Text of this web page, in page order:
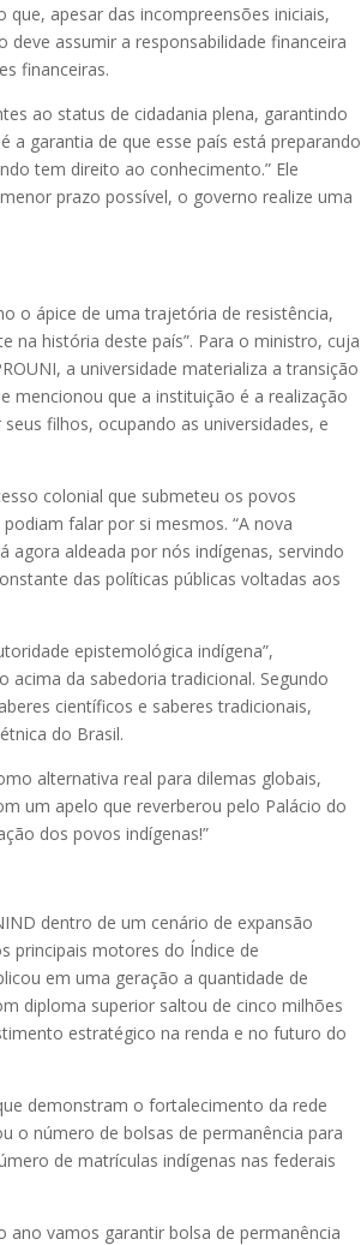
apesar das incompreensões iniciais,
assumir a responsabilidade financeira
financeiras.
ao status de cidadania plena, garantindo
a garantia de que esse país está preparando
tem direito ao conhecimento.” Ele
prazo possível, o governo realize uma
o ápice de uma trajetória de resistência,
na história deste país”. Para o ministro, cuja
a universidade materializa a transição
mencionou que a instituição é a realização
filhos, ocupando as universidades, e
colonial que submeteu os povos
falar por si mesmos. “A nova
agora aldeada por nós indígenas, servindo
das políticas públicas voltadas aos
epistemológica indígena”,
da sabedoria tradicional. Segundo
científicos e saberes tradicionais,
do Brasil.
alternativa real para dilemas globais,
um apelo que reverberou pelo Palácio do
dos povos indígenas!”
dentro de um cenário de expansão
principais motores do Índice de
em uma geração a quantidade de
diploma superior saltou de cinco milhões
estratégico na renda e no futuro do
demonstram o fortalecimento da rede
o número de bolsas de permanência para
de matrículas indígenas nas federais
ano vamos garantir bolsa de permanência